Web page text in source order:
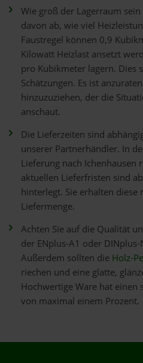
Wie groß der Lagerraum
davon ab, wie viel
Faustregel können 0,9
Kilowatt Heizlast ansetzt
pro Kubikmeter lagern. Dies
Schätzungen. Es ist
hinzuzuziehen, der die
anschaut.
Die Lieferzeiten sind
unserer Partnerhändler. In
Lieferung nach Ichenhausen
aktuellen Lieferfristen sind
hinterlegt. Sie erhalten diese
Liefermenge.
Achten Sie auf die Qualität
der ENplus-A1 oder
Außerdem sollten die Holz-
riechen und eine glatte,
Hochwertige Ware hat einen
von maximal einem Prozent.